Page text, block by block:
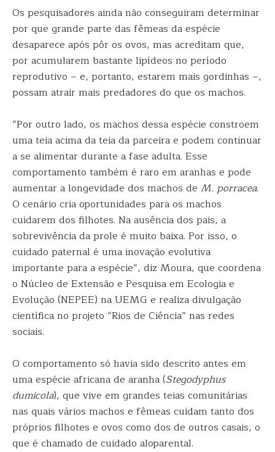
Os pesquisadores ainda não conseguiram determinar
por que grande parte das fêmeas da espécie
desaparece após pôr os ovos, mas acreditam que,
por acumularem bastante lipídeos no período
reprodutivo – e, portanto, estarem mais gordinhas –,
possam atrair mais predadores do que os machos.
“Por outro lado, os machos dessa espécie constroem
uma teia acima da teia da parceira e podem continuar
a se alimentar durante a fase adulta. Esse
comportamento também é raro em aranhas e pode
aumentar a longevidade dos machos de M. porracea.
O cenário cria oportunidades para os machos
cuidarem dos filhotes. Na ausência dos pais, a
sobrevivência da prole é muito baixa. Por isso, o
cuidado paternal é uma inovação evolutiva
importante para a espécie”, diz Moura, que coordena
o Núcleo de Extensão e Pesquisa em Ecologia e
Evolução (NEPEE) na UEMG e realiza divulgação
científica no projeto “Rios de Ciência” nas redes
sociais.
O comportamento só havia sido descrito antes em
uma espécie africana de aranha (Stegodyphus
dumicola), que vive em grandes teias comunitárias
nas quais vários machos e fêmeas cuidam tanto dos
próprios filhotes e ovos como dos de outros casais, o
que é chamado de cuidado aloparental.